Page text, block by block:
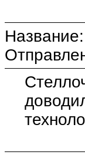
Название: